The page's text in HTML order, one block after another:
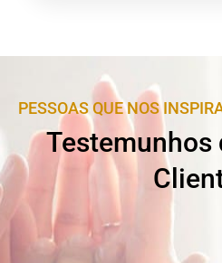
PESSOAS QUE NOS
Testemunhos